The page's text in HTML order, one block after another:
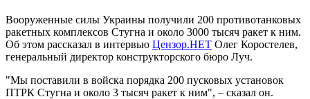
Вооруженные силы Украины получили 200 противотанковых
ракетных комплексов Стугна и около 3000 тысяч ракет к ним.
Об этом рассказал в интервью Цензор.НЕТ Олег Коростелев,
генеральный директор конструкторского бюро Луч.
"Мы поставили в войска порядка 200 пусковых установок
ПТРК Стугна и около 3 тысяч ракет к ним", – сказал он.